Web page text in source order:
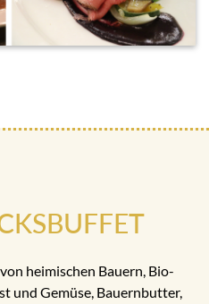
heimischen Bauern, Bio-
und Gemüse, Bauernbutter,